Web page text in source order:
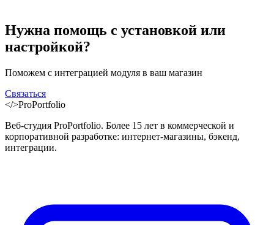
Нужна помощь с установкой или
настройкой?
Поможем с интеграцией модуля в ваш магазин
Связаться
</>ProPortfolio
Веб-студия ProPortfolio. Более 15 лет в коммерческой и
корпоративной разработке: интернет-магазины, бэкенд,
интеграции.